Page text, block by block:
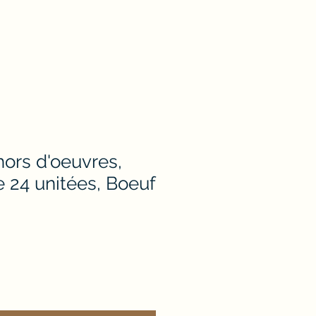
d'oeuvres,
24 unitées, Boeuf